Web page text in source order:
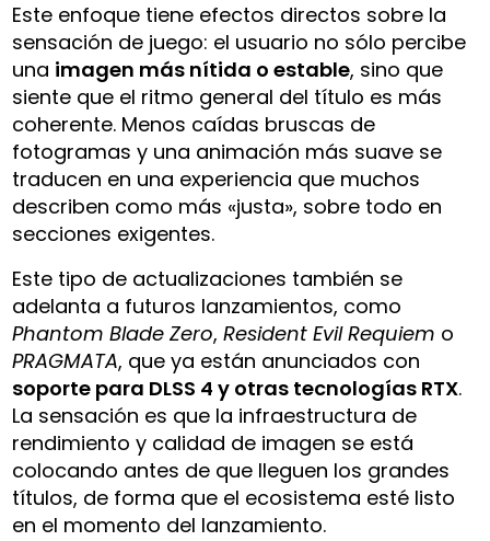
Este enfoque tiene efectos directos sobre la
sensación de juego: el usuario no sólo percibe
una imagen más nítida o estable, sino que
siente que el ritmo general del título es más
coherente. Menos caídas bruscas de
fotogramas y una animación más suave se
traducen en una experiencia que muchos
describen como más «justa», sobre todo en
secciones exigentes.
Este tipo de actualizaciones también se
adelanta a futuros lanzamientos, como
Phantom Blade Zero,Resident Evil Requiem o
PRAGMATA, que ya están anunciados con
soporte para DLSS 4 y otras tecnologías RTX.
La sensación es que la infraestructura de
rendimiento y calidad de imagen se está
colocando antes de que lleguen los grandes
títulos, de forma que el ecosistema esté listo
en el momento del lanzamiento.